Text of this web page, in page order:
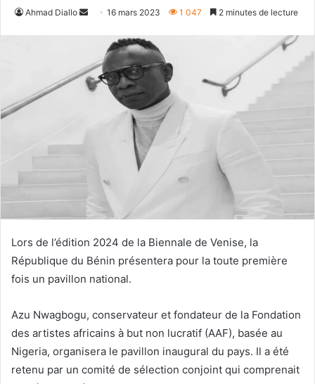
Ahmad Diallo
Envoyer
courriel
16 mars 2023 1 047 2 minutes de lecture
Lors de l’édition 2024 de la Biennale de Venise, la
République du Bénin présentera pour la toute première
fois un pavillon national.
Azu Nwagbogu, conservateur et fondateur de la Fondation
des artistes africains à but non lucratif (AAF), basée au
Nigeria, organisera le pavillon inaugural du pays. Il a été
retenu par un comité de sélection conjoint qui comprenait